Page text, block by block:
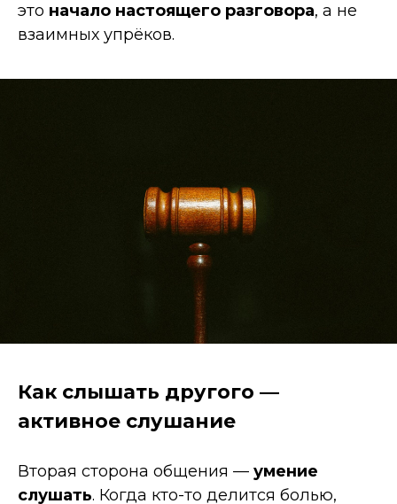
это начало настоящего разговора, а не
взаимных упрёков.
Как слышать другого —
активное слушание
Вторая сторона общения — умение
слушать. Когда кто-то делится болью,